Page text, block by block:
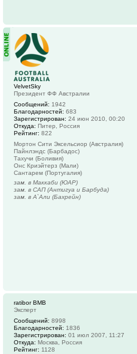
VelvetSky
Президент ФФ Австралии
Сообщений: 1942
Благодарностей: 683
Зарегистрирован: 24 июн 2010, 00:20
Откуда: Питер, Россия
Рейтинг: 822
Мортон Сити Эксельсиор (Австралия)
Пайнлэндс (Барбадос)
Тахучи (Боливия)
Онс Криэйтерз (Мали)
Сантарем (Португалия)
зам. в Маккаби (ЮАР)
зам. в САП (Антигуа и Барбуда)
зам. в А`Али (Бахрейн)
ratibor BMB
Эксперт
Сообщений: 8998
Благодарностей: 1836
Зарегистрирован: 01 июл 2007, 11:27
Откуда: Москва, Россия
Рейтинг: 1128